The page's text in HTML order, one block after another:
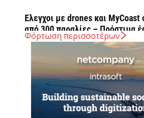
Έλεγχοι με drones και
από 300 παραλίες – Πρόστιμα
7 Αυγούστου 2026
Η Ελλάδα στις κορυφαίες
Ευρωπαίων ταξιδιωτών,
έρευνα του ΕΟΤ
7 Αυγούστου 2026
Φόρτωση περισσοτέρων